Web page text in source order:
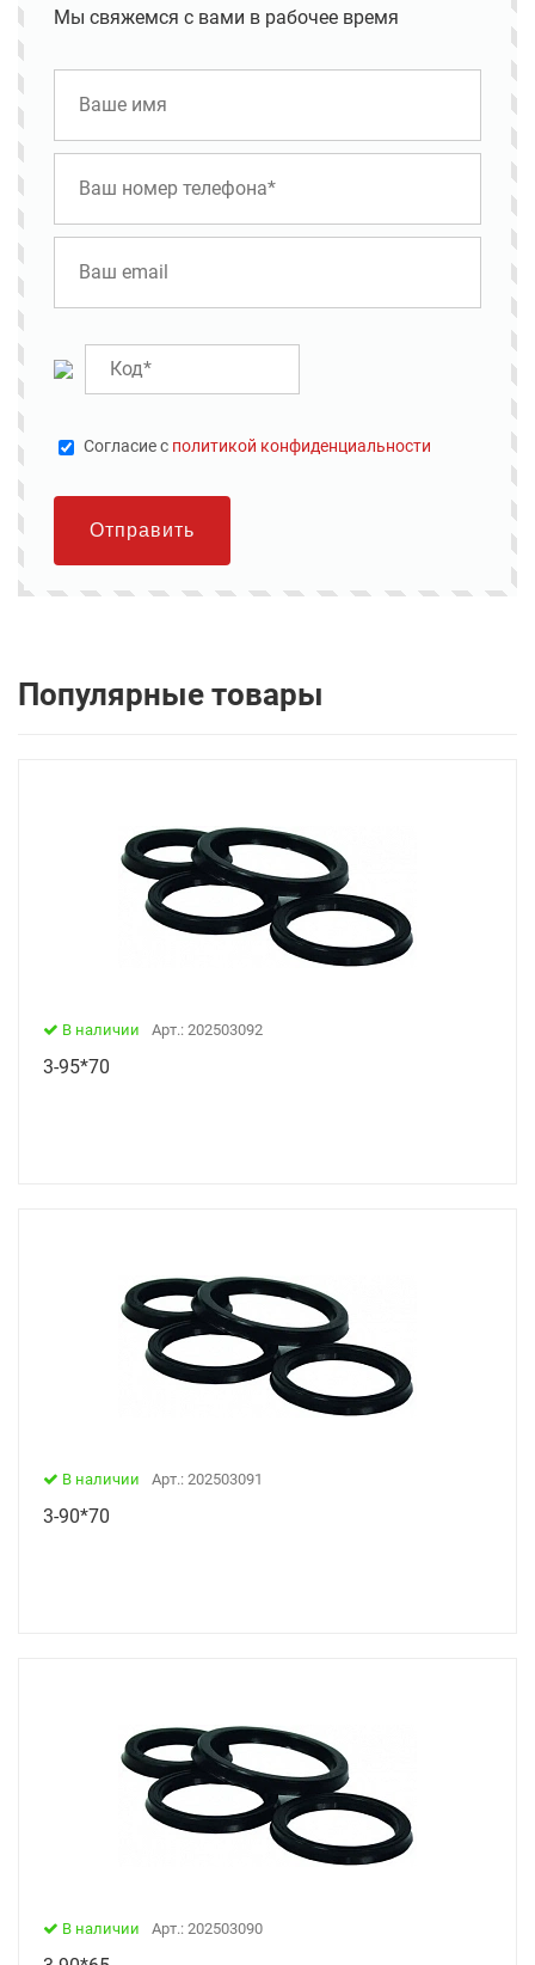
Мы свяжемся с вами в рабочее время
Cогласие с политикой конфиденциальности
Отправить
Популярные товары
В наличии Арт.: 202503092
3-95*70
В наличии Арт.: 202503091
3-90*70
В наличии Арт.: 202503090